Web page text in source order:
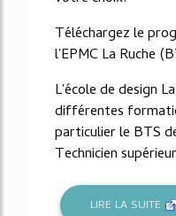
Téléchargez le
l'EPMC La Ruche
L'école de design
différentes
particulier le BTS
Technicien
LIRE LA SUITE